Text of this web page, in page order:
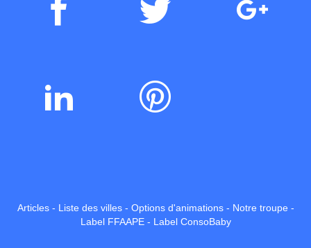
Articles- Liste des villes- Options d'animations- Notre troupe -
Label FFAAPE- Label ConsoBaby